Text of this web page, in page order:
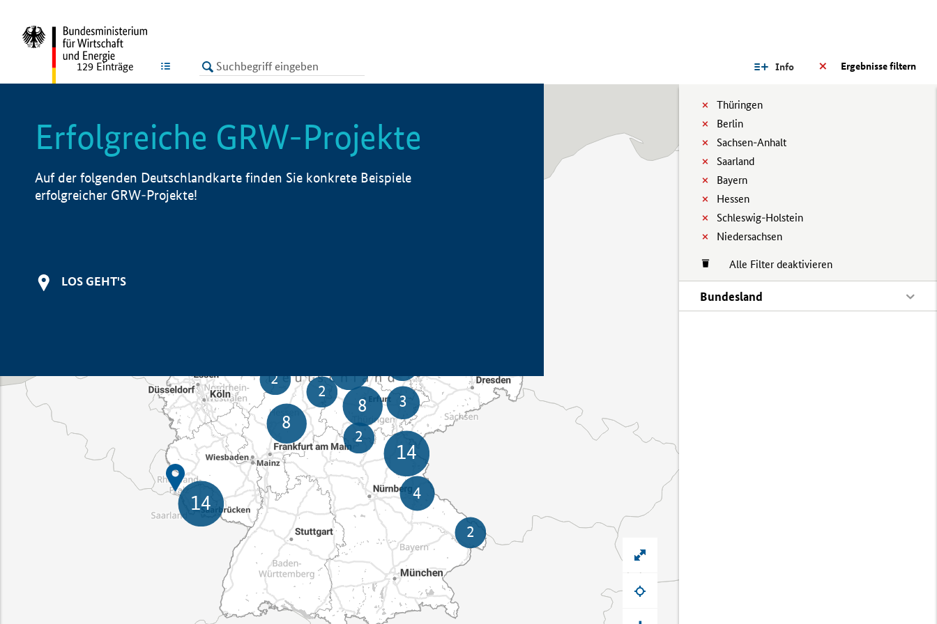
LISTE Ergebnisse filtern
Info
Thüringen
Berlin
Sachsen-Anhalt
Saarland
Bayern
Hessen
Schleswig-Holstein
Niedersachsen
Alle Filter deaktivieren
Bundesland
129 Einträge
Erfolgreiche GRW-Projekte
Auf der folgenden Deutschlandkarte finden Sie konkrete Beispiele
erfolgreicher GRW-Projekte!
LOS GEHT'S